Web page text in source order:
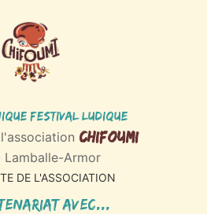
Festival ludique
Chifoumi
Lamballe-Armor
DE L'ASSOCIATION
avec...